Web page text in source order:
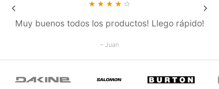
star star star star star_outline
Muy buenos todos los productos! Llego rápido!
– Juan
keyboard_arrow_left keyboard_arrow_right